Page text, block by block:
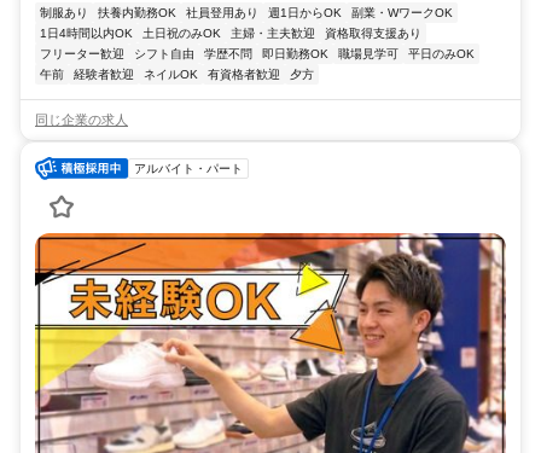
制服あり 扶養内勤務OK 社員登用あり 週1日からOK
副業・WワークOK
1日4時間以内OK
土日祝のみOK 主婦・主夫歓迎
資格取得支援あり
フリーター歓迎
シフト自由 学歴不問 即日勤務OK 職場見学可
平日のみOK
午前
経験者歓迎 ネイルOK 有資格者歓迎 夕方
同じ企業の求人
アルバイト・パート